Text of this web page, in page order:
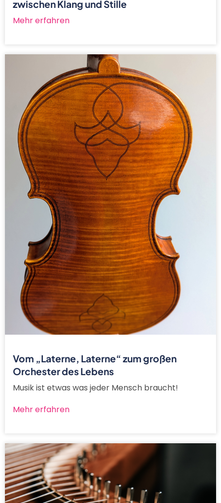
zwischen Klang und Stille
Mehr erfahren
Vom „Laterne, Laterne“ zum großen
Orchester des Lebens
Musik ist etwas was jeder Mensch braucht!
Mehr erfahren